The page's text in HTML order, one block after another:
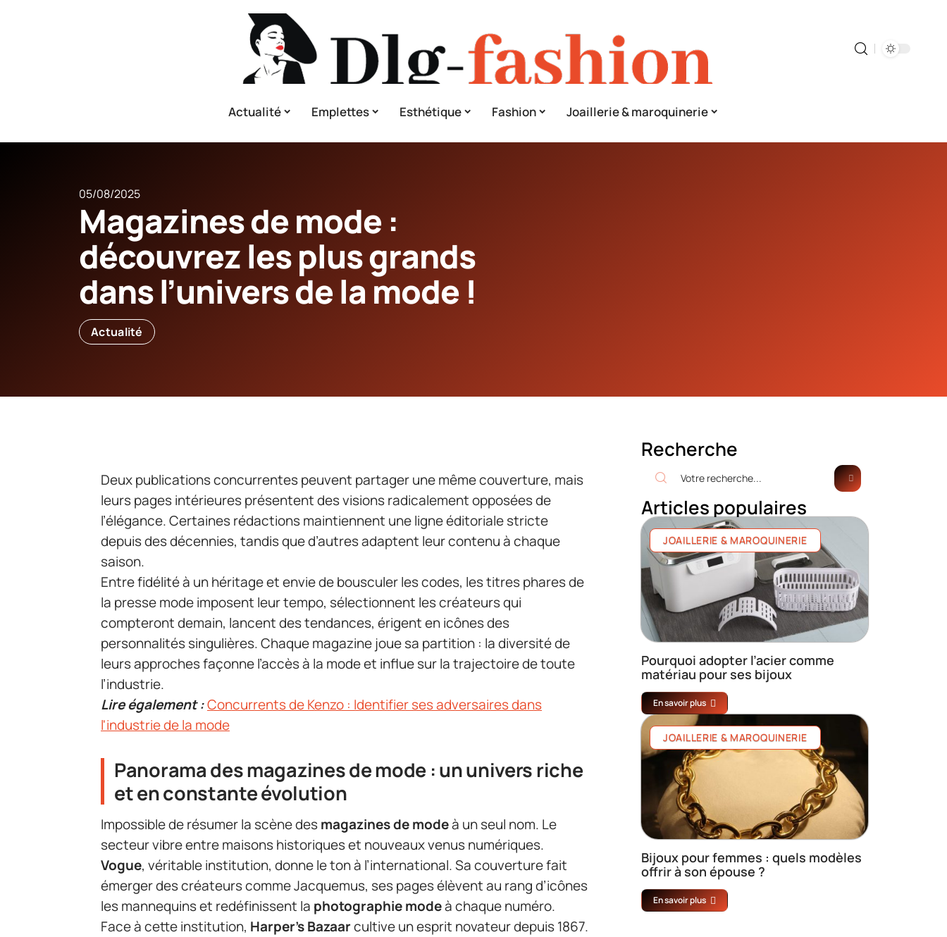
Actualité Emplettes Esthétique Fashion Joaillerie & maroquinerie
05/08/2025
Magazines de mode :
découvrez les plus grands
dans l’univers de la mode !
Actualité
Deux publications concurrentes peuvent partager une même couverture, mais
leurs pages intérieures présentent des visions radicalement opposées de
l’élégance. Certaines rédactions maintiennent une ligne éditoriale stricte
depuis des décennies, tandis que d’autres adaptent leur contenu à chaque
saison.
Entre fidélité à un héritage et envie de bousculer les codes, les titres phares de
la presse mode imposent leur tempo, sélectionnent les créateurs qui
compteront demain, lancent des tendances, érigent en icônes des
personnalités singulières. Chaque magazine joue sa partition : la diversité de
leurs approches façonne l’accès à la mode et influe sur la trajectoire de toute
l’industrie.
Lire également :Concurrents de Kenzo : Identifier ses adversaires dans
l'industrie de la mode
Panorama des magazines de mode : un univers riche
et en constante évolution
Impossible de résumer la scène desmagazines de modeà un seul nom. Le
secteur vibre entre maisons historiques et nouveaux venus numériques.
Vogue, véritable institution, donne le ton à l’international. Sa couverture fait
émerger des créateurs comme Jacquemus, ses pages élèvent au rang d’icônes
les mannequins et redéfinissent la photographie modeà chaque numéro.
Face à cette institution, Harper’s Bazaarcultive un esprit novateur depuis 1867.
Recherche
Articles populaires
JOAILLERIE & MAROQUINERIE
Pourquoi adopter l’acier comme
matériau pour ses bijoux
En savoir plus
JOAILLERIE & MAROQUINERIE
Bijoux pour femmes : quels modèles
offrir à son épouse ?
En savoir plus